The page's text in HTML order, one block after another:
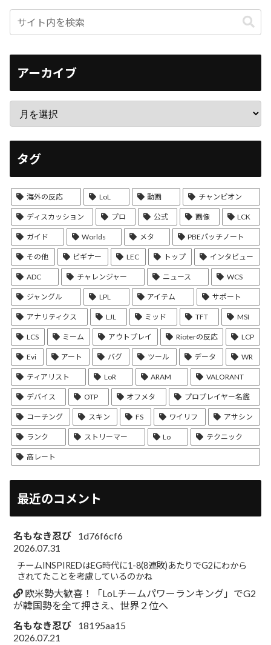
アーカイブ
タグ
海外の反応 LoL 動画 チャンピオン
ディスカッション プロ 公式 画像 LCK
ガイド Worlds メタ PBEパッチノート
その他 ビギナー LEC トップ インタビュー
ADC チャレンジャー ニュース WCS
ジャングル LPL アイテム サポート
アナリティクス LJL ミッド TFT MSI
LCS ミーム アウトプレイ Rioterの反応 LCP
Evi アート バグ ツール データ WR
ティアリスト LoR ARAM VALORANT
デバイス OTP オフメタ プロプレイヤー名鑑
コーチング スキン FS ワイリフ アサシン
ランク ストリーマー Lo テクニック
高レート
最近のコメント
名もなき忍び
1d76f6cf6
2026.07.31
チームINSPIREDはEG時代に1-8(8連敗)あたりでG2にわから
されてたことを考慮しているのかね
欧米勢大歓喜！「LoLチームパワーランキング」でG2
が韓国勢を全て押さえ、世界２位へ
名もなき忍び
18195aa15
2026.07.21